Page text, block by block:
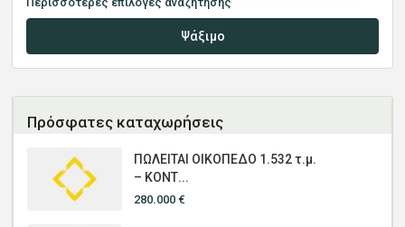
Ψάξιμο
Πρόσφατες καταχωρήσεις
ΠΩΛΕΙΤΑΙ ΟΙΚΟΠΕΔΟ 1.532 τ.μ.
– ΚΟΝΤ...
280.000 €